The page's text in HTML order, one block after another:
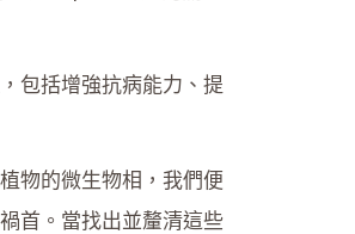
包括增強抗病能力、提
物的微生物相，我們便
首。當找出並釐清這些